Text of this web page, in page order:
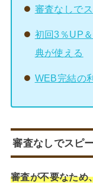
審査なしで
初回3％UP
典が使える
WEB完結の
審査なしでスピ
審査が不要なため